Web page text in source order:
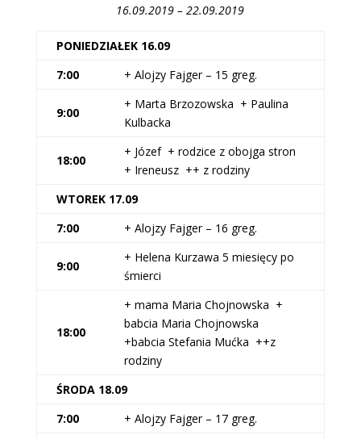
16.09.2019 – 22.09.2019
PONIEDZIAŁEK 16.09
7:00
+ Alojzy Fajger – 15 greg.
9:00
+ Marta Brzozowska + Paulina
Kulbacka
18:00
+ Józef + rodzice z obojga stron
+ Ireneusz ++ z rodziny
WTOREK 17.09
7:00
+ Alojzy Fajger – 16 greg.
9:00
+ Helena Kurzawa 5 miesięcy po
śmierci
18:00
+ mama Maria Chojnowska +
babcia Maria Chojnowska
+babcia Stefania Mućka ++z
rodziny
ŚRODA 18.09
7:00
+ Alojzy Fajger – 17 greg.